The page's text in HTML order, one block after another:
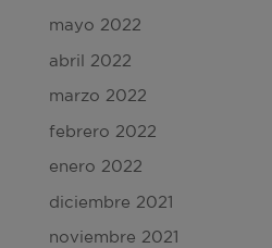
mayo 2022
abril 2022
marzo 2022
febrero 2022
enero 2022
diciembre 2021
noviembre 2021